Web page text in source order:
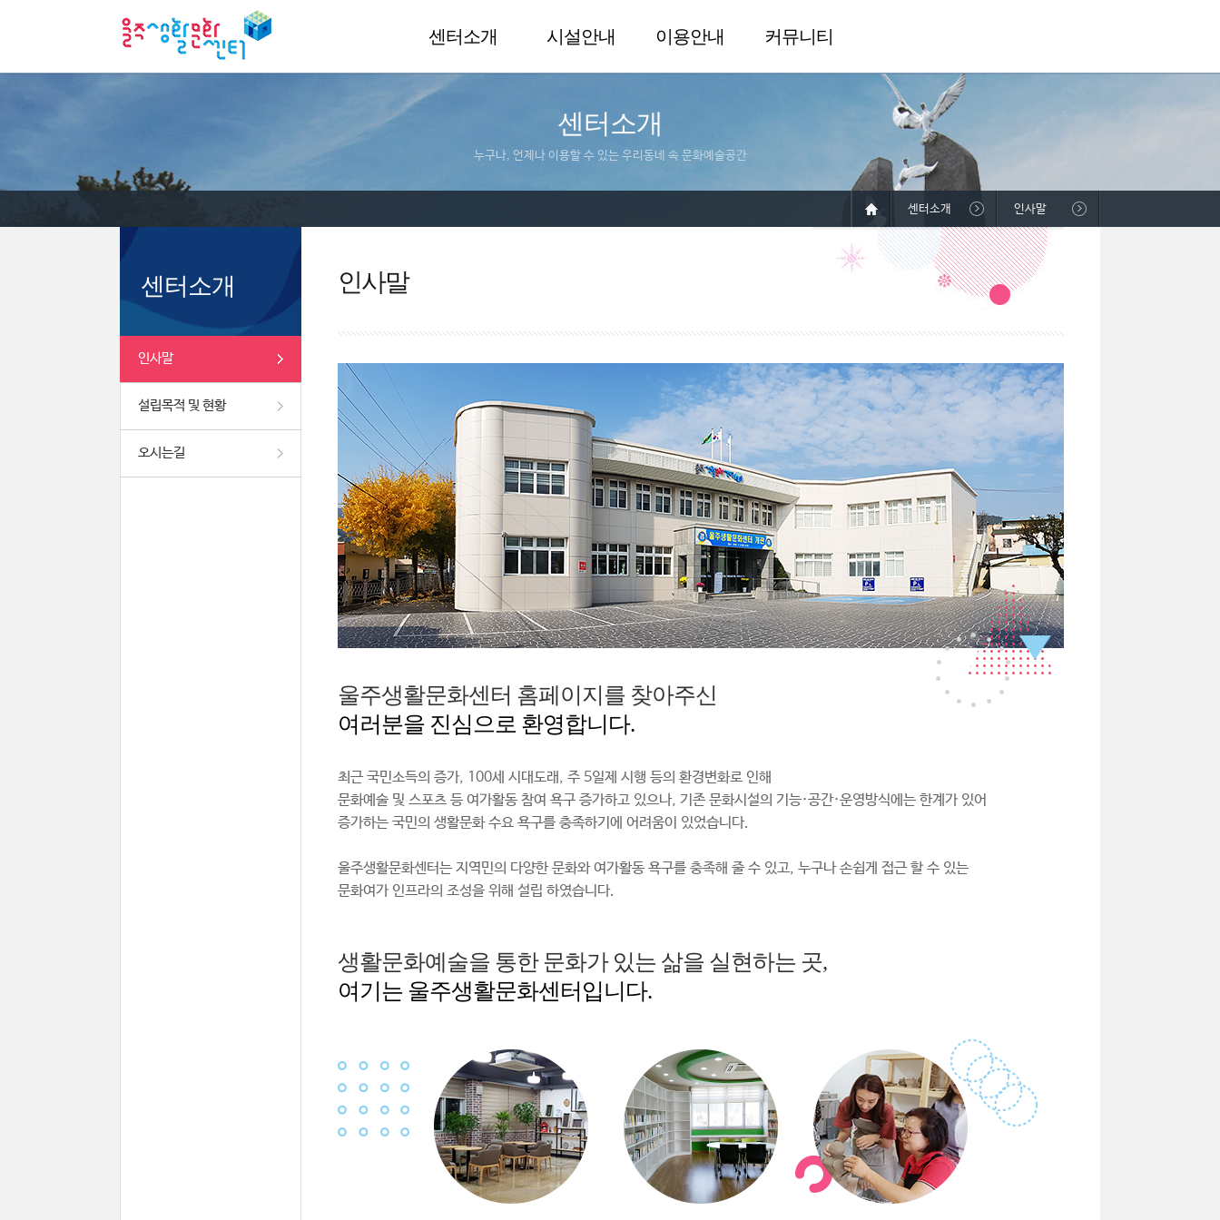
센터소개 시설안내 이용안내 커뮤니티
센터소개
누구나, 언제나 이용할 수 있는 우리동네 속 문화예술공간
센터소개
인사말
설립목적 및 현황
오시는길
센터소개 인사말
인사말
울주생활문화센터 홈페이지를 찾아주신
여러분을 진심으로 환영합니다.
최근 국민소득의 증가, 100세 시대도래, 주 5일제 시행 등의 환경변화로 인해
문화예술 및 스포츠 등 여가활동 참여 욕구 증가하고 있으나, 기존 문화시설의 기능·공간·운영방식에는 한계가 있어
증가하는 국민의 생활문화 수요 욕구를 충족하기에 어려움이 있었습니다.
울주생활문화센터는 지역민의 다양한 문화와 여가활동 욕구를 충족해 줄 수 있고, 누구나 손쉽게 접근 할 수 있는
문화여가 인프라의 조성을 위해 설립 하였습니다.
생활문화예술을 통한 문화가 있는 삶을 실현하는 곳,
여기는 울주생활문화센터입니다.